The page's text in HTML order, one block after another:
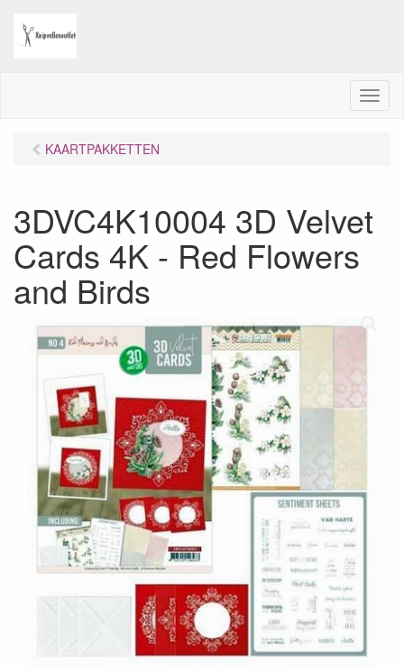
M
e
KAARTPAKKETTEN
3DVC4K10004 3D Velvet
Cards 4K - Red Flowers
and Birds